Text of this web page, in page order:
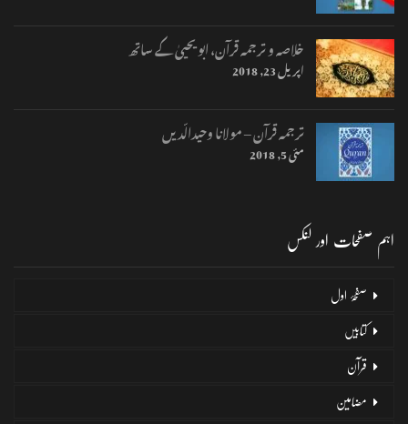
خلاصہ و ترجمہ قرآن، ابو یحییٰ کے ساتھ
اپریل 23, 2018
ترجمہ قرآن – مولانا وحیدالّدیں
مئی 5, 2018
اہم صفحات اور لنکس
صفحۂ اول
کتابیں
قرآن
مضامین